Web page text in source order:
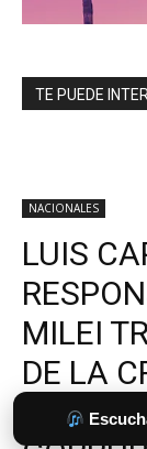
TE PUEDE